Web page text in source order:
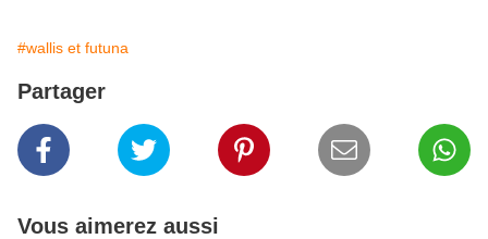
#wallis et futuna
Partager
Vous aimerez aussi